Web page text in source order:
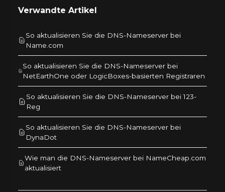
Verwandte Artikel
So aktualisieren Sie die DNS-Nameserver bei
Name.com
So aktualisieren Sie die DNS-Nameserver bei
NetEarthOne oder LogicBoxes-basierten Registraren
So aktualisieren Sie die DNS-Nameserver bei 123-
Reg
So aktualisieren Sie die DNS-Nameserver bei
DynaDot
Wie man die DNS-Nameserver bei NameCheap.com
aktualisiert